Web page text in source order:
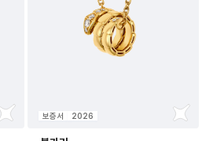
보증서 2026